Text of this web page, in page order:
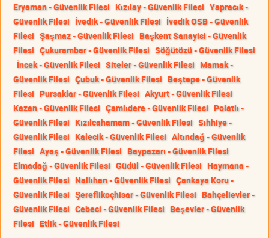
Eryaman - Güvenlik Filesi Kızılay - Güvenlik Filesi Yapracık -
Güvenlik Filesi İvedik - Güvenlik Filesi İvedik OSB - Güvenlik
Filesi Şaşmaz - Güvenlik Filesi Başkent Sanayisi - Güvenlik
Filesi Çukurambar - Güvenlik Filesi Söğütözü - Güvenlik Filesi
İncek - Güvenlik Filesi Siteler - Güvenlik Filesi Mamak -
Güvenlik Filesi Çubuk - Güvenlik Filesi Beştepe - Güvenlik
Filesi Pursaklar - Güvenlik Filesi Akyurt - Güvenlik Filesi
Kazan - Güvenlik Filesi Çamlıdere - Güvenlik Filesi Polatlı -
Güvenlik Filesi Kızılcahamam - Güvenlik Filesi Sıhhiye -
Güvenlik Filesi Kalecik - Güvenlik Filesi Altındağ - Güvenlik
Filesi Ayaş - Güvenlik Filesi Baypazarı - Güvenlik Filesi
Elmadağ - Güvenlik Filesi Güdül - Güvenlik Filesi Haymana -
Güvenlik Filesi Nallıhan - Güvenlik Filesi Çankaya Koru -
Güvenlik Filesi Şereflikoçhisar - Güvenlik Filesi Bahçelievler -
Güvenlik Filesi Cebeci - Güvenlik Filesi Beşevler - Güvenlik
Filesi Etlik - Güvenlik Filesi